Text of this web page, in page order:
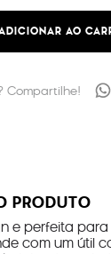
AO
PRODUTO
e perfeita
com um útil